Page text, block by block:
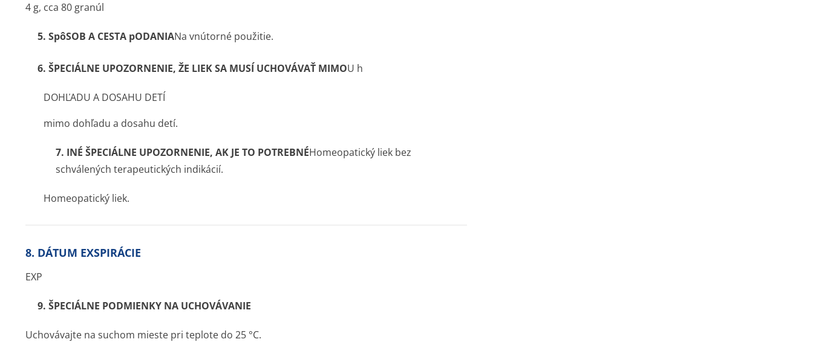
4 g, cca 80 granúl
5. SpôSOB A CESTA pODANIANa vnútorné použitie.
6. ŠPECIÁLNE UPOZORNENIE, ŽE LIEK SA MUSÍ UCHOVÁVAŤ MIMOU h
DOHĽADU A DOSAHU DETÍ
mimo dohľadu a dosahu detí.
7. INÉ ŠPECIÁLNE UPOZORNENIE, AK JE TO POTREBNÉHomeo­patický liek bez
schválených terapeutických indikácií.
Homeopatický liek.
8. DÁTUM EXSPIRÁCIE
EXP
9. ŠPECIÁLNE PODMIENKY NA UCHOVÁVANIE
Uchovávajte na suchom mieste pri teplote do 25 °C.